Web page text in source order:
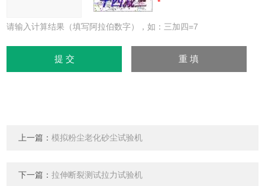
请输入计算结果（填写阿拉伯数字），如：三加四=7
上一篇：模拟粉尘老化砂尘试验机
下一篇：拉伸断裂测试拉力试验机